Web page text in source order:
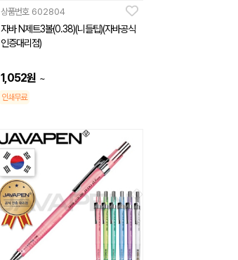
상품번호 602804
자바 N제트3볼(0.38)(니들팁)(자바공식
인증대리점)
1,052원 ~
인쇄무료